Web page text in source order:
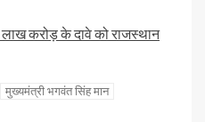
लाख करोड़ के दावे को राजस्थान
मुख्यमंत्री भगवंत सिंह मान